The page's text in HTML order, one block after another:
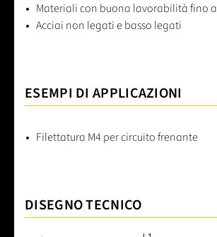
Materiali con buona lavorabilità fino
Acciai non legati e basso legati
ESEMPI DI APPLICAZIONI
Filettatura M4 per circuito frenante
DISEGNO TECNICO